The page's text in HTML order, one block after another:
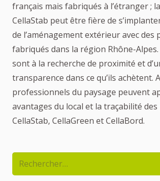
français mais fabriqués à l’étranger ;
CellaStab peut être fière de
de l’aménagement extérieur avec des
fabriqués dans la région Rhône-
sont à la recherche de proximité et
transparence dans ce qu’ils achètent.
professionnels du paysage peuvent
avantages du local et la traçabilité
CellaStab, CellaGreen et CellaBord.
Rechercher :